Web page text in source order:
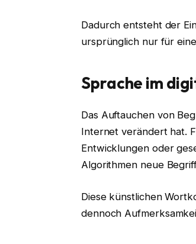
Dadurch entsteht der
ursprünglich nur für
Sprache im
Das Auftauchen von
Internet verändert hat.
Entwicklungen oder
Algorithmen neue
Diese künstlichen
dennoch